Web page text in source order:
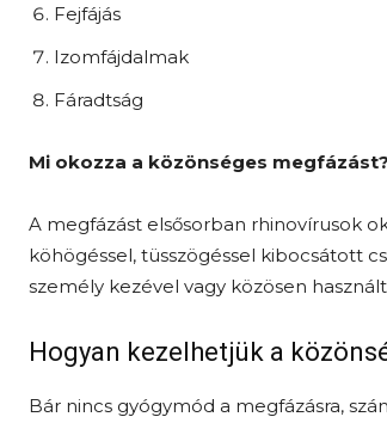
Fejfájás
Izomfájdalmak
Fáradtság
Mi okozza a közönséges megfázást?
A megfázást elsősorban rhinovírusok
köhögéssel, tüsszögéssel kibocsátott
személy kezével vagy közösen
Hogyan kezelhetjük a
Bár nincs gyógymód a megfázásra,